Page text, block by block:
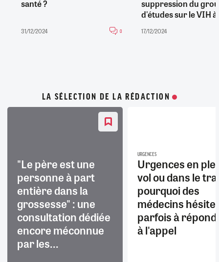
santé ?
31/12/2024 0
suppression du
d'études sur le VIH à
17/12/2024
LA SÉLECTION DE LA RÉDACTION
"Le père est une
personne à part
entière dans la
grossesse" : une
consultation dédiée
encore méconnue
par les...
URGENCES
Urgences en
vol ou dans le
pourquoi des
médecins
parfois à
à l'appel